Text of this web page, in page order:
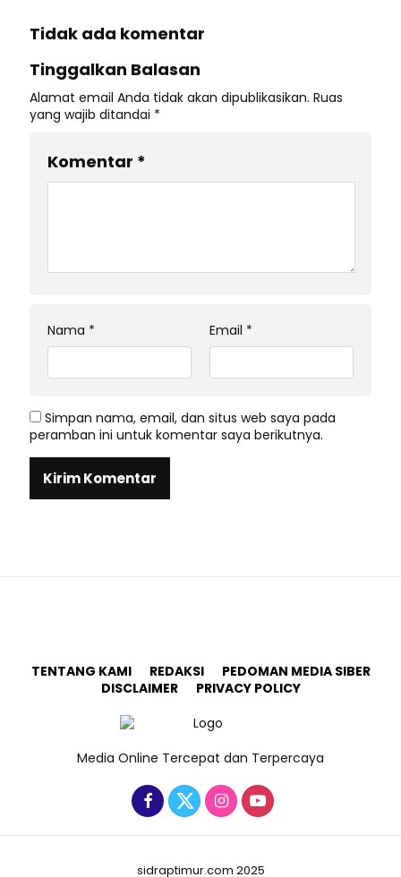
Tidak ada komentar
Tinggalkan Balasan
Alamat email Anda tidak akan dipublikasikan. Ruas
yang wajib ditandai *
Komentar *
Nama * Email *
Simpan nama, email, dan situs web saya pada
peramban ini untuk komentar saya berikutnya.
TENTANG KAMI REDAKSI
PEDOMAN MEDIA SIBER
DISCLAIMER
PRIVACY POLICY
Media Online Tercepat dan Terpercaya
sidraptimur.com 2025